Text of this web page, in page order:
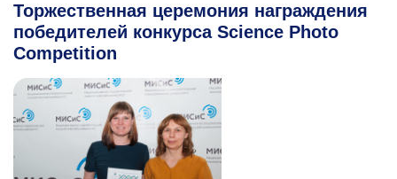
Торжественная церемония награждения
победителей конкурса Science Photo
Competition